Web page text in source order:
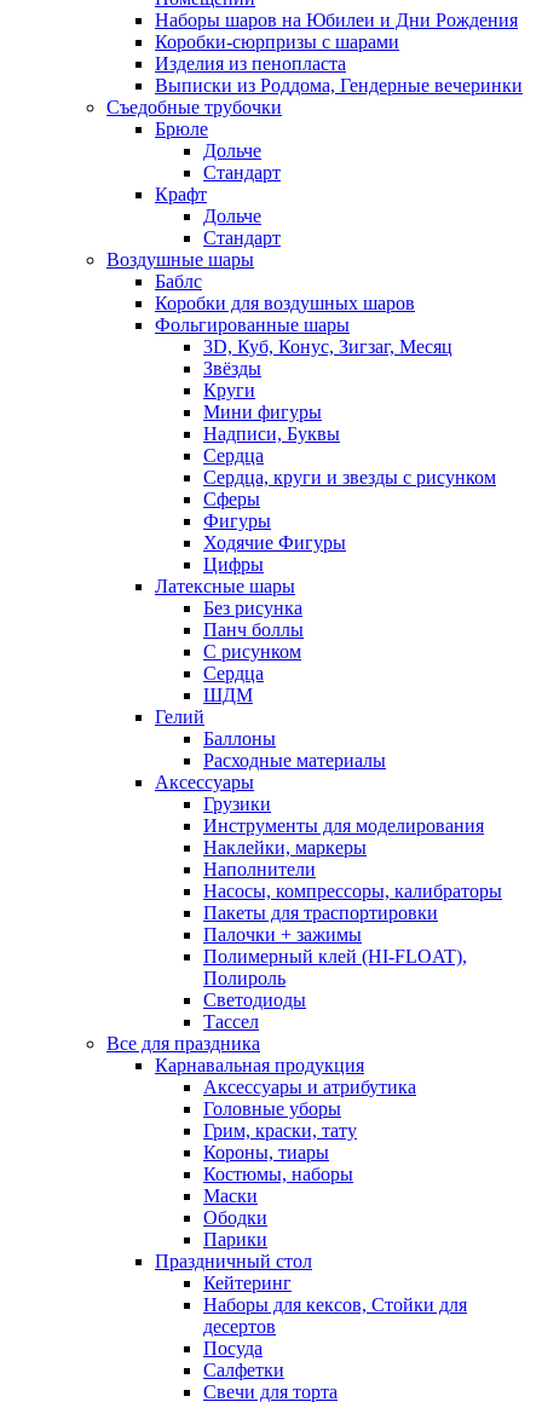
Наборы шаров на Юбилеи и Дни Рождения
Коробки-сюрпризы с шарами
Изделия из пенопласта
Выписки из Роддома, Гендерные вечеринки
Съедобные трубочки
Брюле
Дольче
Стандарт
Крафт
Дольче
Стандарт
Воздушные шары
Баблс
Коробки для воздушных шаров
Фольгированные шары
3D, Куб, Конус, Зигзаг, Месяц
Звёзды
Круги
Мини фигуры
Надписи, Буквы
Сердца
Сердца, круги и звезды с рисунком
Сферы
Фигуры
Ходячие Фигуры
Цифры
Латексные шары
Без рисунка
Панч боллы
С рисунком
Сердца
ШДМ
Гелий
Баллоны
Расходные материалы
Аксессуары
Грузики
Инструменты для моделирования
Наклейки, маркеры
Наполнители
Насосы, компрессоры, калибраторы
Пакеты для траспортировки
Палочки + зажимы
Полимерный клей (HI-FLOAT),
Полироль
Светодиоды
Тассел
Все для праздника
Карнавальная продукция
Аксессуары и атрибутика
Головные уборы
Грим, краски, тату
Короны, тиары
Костюмы, наборы
Маски
Ободки
Парики
Праздничный стол
Кейтеринг
Наборы для кексов, Стойки для
десертов
Посуда
Салфетки
Свечи для торта